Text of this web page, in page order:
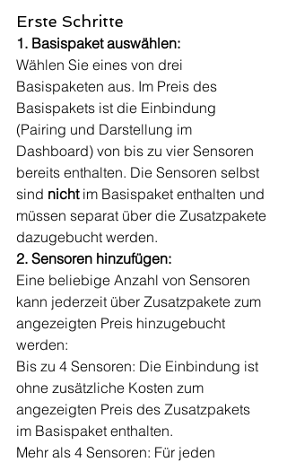
Erste Schritte
1. Basispaket auswählen:
Wählen Sie eines von drei
Basispaketen aus. Im Preis des
Basispakets ist die Einbindung
(Pairing und Darstellung im
Dashboard) von bis zu vier Sensoren
bereits enthalten. Die Sensoren selbst
sind nicht im Basispaket enthalten und
müssen separat über die Zusatzpakete
dazugebucht werden.
2. Sensoren hinzufügen:
Eine beliebige Anzahl von Sensoren
kann jederzeit über Zusatzpakete zum
angezeigten Preis hinzugebucht
werden:
Bis zu 4 Sensoren: Die Einbindung ist
ohne zusätzliche Kosten zum
angezeigten Preis des Zusatzpakets
im Basispaket enthalten.
Mehr als 4 Sensoren: Für jeden